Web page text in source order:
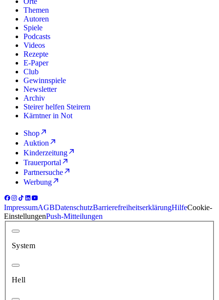
Themen
Autoren
Spiele
Podcasts
Videos
Rezepte
E-Paper
Club
Gewinnspiele
Newsletter
Archiv
Steirer helfen Steirern
Kärntner in Not
Shop
Auktion
Kinderzeitung
Trauerportal
Partnersuche
Werbung
ImpressumAGBDatenschutzBarrierefreiheitserklärungHilfeCookie-
EinstellungenPush-Mitteilungen
System
Hell